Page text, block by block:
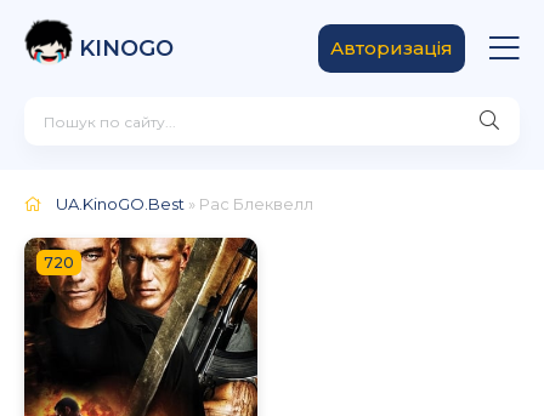
KINOGO Авторизація
UA.KinoGO.Best » Рас Блеквелл
720